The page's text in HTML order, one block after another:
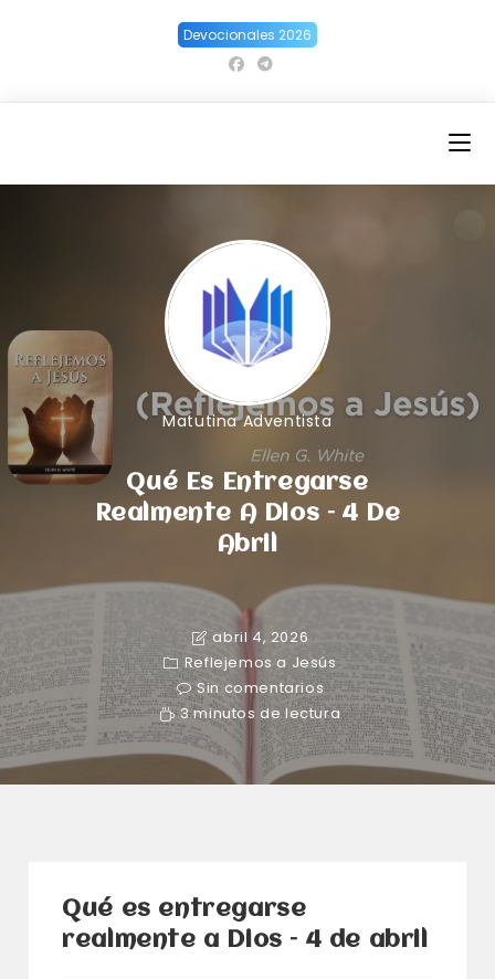
Devocionales 2026
Matutina Adventista
Qué Es Entregarse
Realmente A Dios – 4 De
Abril
abril 4, 2026
Reflejemos a Jesús
Sin comentarios
3 minutos de lectura
Qué es entregarse
realmente a Dios – 4 de abril